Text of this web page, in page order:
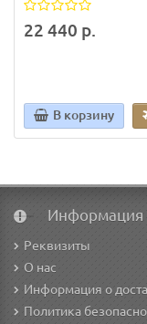
22 440 р.
В корзину
Информация
Реквизиты
О нас
Информация о
Политика